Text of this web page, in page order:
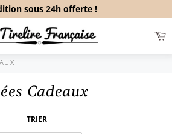
sous 24h offerte !
Cadeaux
TRIER